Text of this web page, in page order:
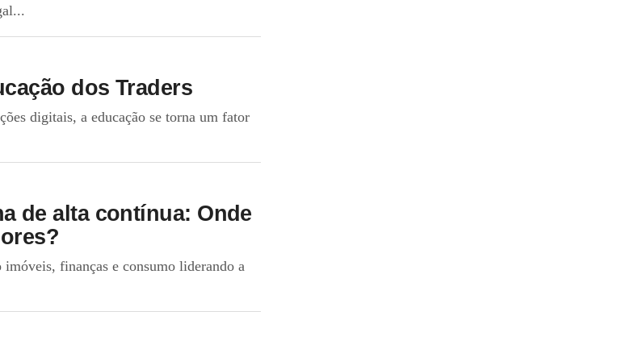
dos Traders
digitais, a educação se torna um fator
de alta contínua: Onde
finanças e consumo liderando a